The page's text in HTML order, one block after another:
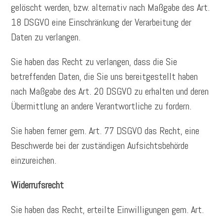
gelöscht werden, bzw. alternativ nach Maßgabe des Art.
18 DSGVO eine Einschränkung der Verarbeitung der
Daten zu verlangen.
Sie haben das Recht zu verlangen, dass die Sie
betreffenden Daten, die Sie uns bereitgestellt haben
nach Maßgabe des Art. 20 DSGVO zu erhalten und deren
Übermittlung an andere Verantwortliche zu fordern.
Sie haben ferner gem. Art. 77 DSGVO das Recht, eine
Beschwerde bei der zuständigen Aufsichtsbehörde
einzureichen.
Widerrufsrecht
Sie haben das Recht, erteilte Einwilligungen gem. Art.